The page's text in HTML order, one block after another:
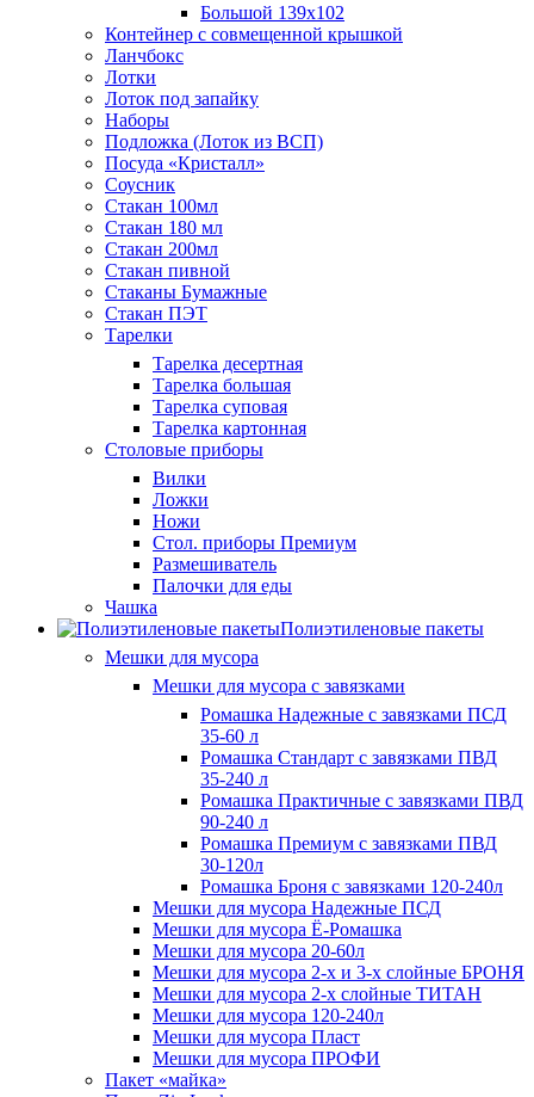
Большой 139х102
Контейнер с совмещенной крышкой
Ланчбокс
Лотки
Лоток под запайку
Наборы
Подложка (Лоток из ВСП)
Посуда «Кристалл»
Соусник
Стакан 100мл
Стакан 180 мл
Стакан 200мл
Стакан пивной
Стаканы Бумажные
Стакан ПЭТ
Тарелки
Тарелка десертная
Тарелка большая
Тарелка суповая
Тарелка картонная
Столовые приборы
Вилки
Ложки
Ножи
Стол. приборы Премиум
Размешиватель
Палочки для еды
Чашка
Полиэтиленовые пакеты
Мешки для мусора
Мешки для мусора с завязками
Ромашка Надежные с завязками ПСД
35-60 л
Ромашка Стандарт с завязками ПВД
35-240 л
Ромашка Практичные с завязками ПВД
90-240 л
Ромашка Премиум с завязками ПВД
30-120л
Ромашка Броня с завязками 120-240л
Мешки для мусора Надежные ПСД
Мешки для мусора Ё-Ромашка
Мешки для мусора 20-60л
Мешки для мусора 2-х и 3-х слойные БРОНЯ
Мешки для мусора 2-х слойные ТИТАН
Мешки для мусора 120-240л
Мешки для мусора Пласт
Мешки для мусора ПРОФИ
Пакет «майка»